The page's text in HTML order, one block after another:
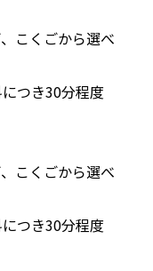
こくごから選べ
つき30分程度
こくごから選べ
つき30分程度